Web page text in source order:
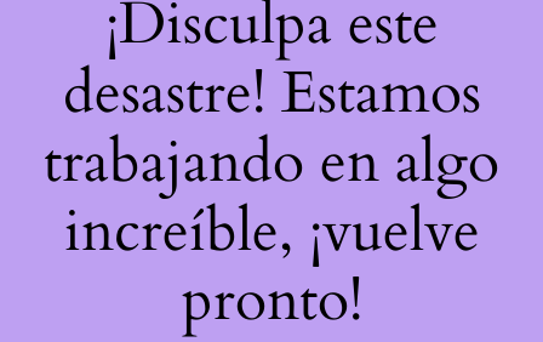
¡Disculpa este
desastre! Estamos
trabajando en algo
increíble, ¡vuelve
pronto!